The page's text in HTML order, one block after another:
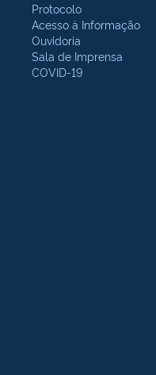
Protocolo
Acesso à Informação
Ouvidoria
Sala de Imprensa
COVID-19